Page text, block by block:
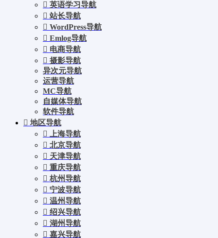
英语学习导航
站长导航
WordPress导航
Emlog导航
电商导航
摄影导航
异次元导航
运营导航
MC导航
自媒体导航
软件导航
地区导航
上海导航
北京导航
天津导航
重庆导航
杭州导航
宁波导航
温州导航
绍兴导航
湖州导航
嘉兴导航